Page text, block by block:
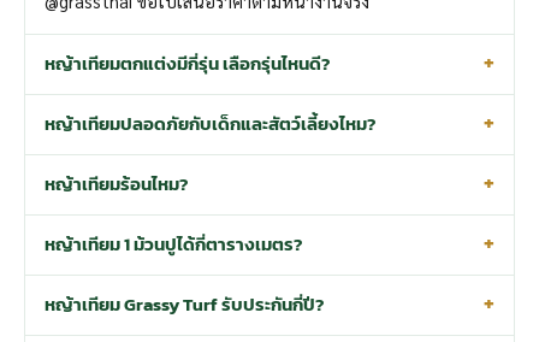
หญ้าเทียมตกแต่งมีกี่รุ่น เลือกรุ่นไหนดี?
หญ้าเทียมปลอดภัยกับเด็กและสัตว์เลี้ยงไหม?
หญ้าเทียมร้อนไหม?
หญ้าเทียม 1 ม้วนปูได้กี่ตารางเมตร?
หญ้าเทียม Grassy Turf รับประกันกี่ปี?